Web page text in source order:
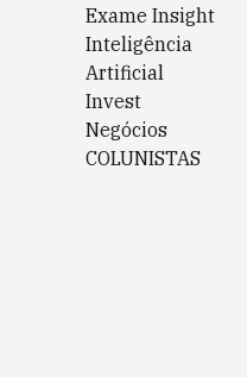
Exame Insight
Inteligência
Artificial
Invest
Negócios
COLUNISTAS